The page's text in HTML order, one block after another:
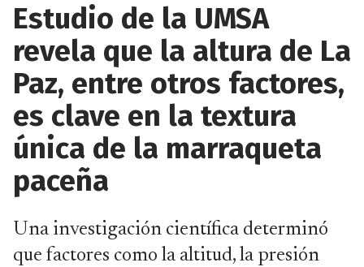
Estudio de la UMSA
revela que la altura de La
Paz, entre otros factores,
es clave en la textura
única de la marraqueta
paceña
Una investigación científica determinó
que factores como la altitud, la presión